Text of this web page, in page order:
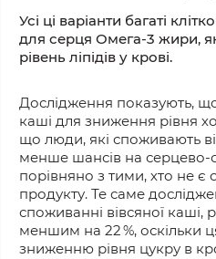
Усі ці варіанти багаті
для серця Омега-3 жири,
рівень ліпідів у крові.
Дослідження показують,
каші для зниження рівня
що люди, які споживають
менше шансів на серцево-
порівняно з тими, хто не є
продукту. Те саме
споживанні вівсяної каші,
меншим на 22 %, оскільки
зниженню рівня цукру в